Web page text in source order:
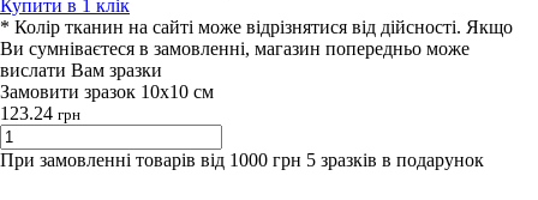
Купити в 1 клiк
* Колір тканин на сайті може відрізнятися від дійсності. Якщо
Ви сумніваєтеся в замовленні, магазин попередньо може
вислати Вам зразки
Замовити зразок 10х10 см
123.24 грн
При замовленні товарів від 1000 грн 5 зразків в подарунок